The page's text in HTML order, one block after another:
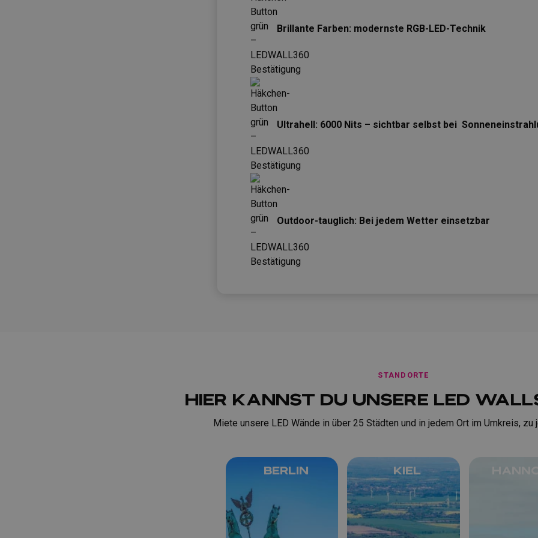
Brillante Farben: modernste RGB-LED-Technik
Ultrahell: 6000 Nits – sichtbar selbst bei
Outdoor-tauglich: Bei jedem Wetter einsetzbar
STANDORTE
HIER KANNST DU UNSERE LED
Miete unsere LED Wände in über 25 Städten und in jedem Ort im Umkreis, zu
Berlin KIEL